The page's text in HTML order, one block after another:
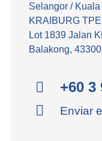
Selangor /
KRAIBURG
Lot 1839 Jalan
Balakong,
+60 3
Enviar